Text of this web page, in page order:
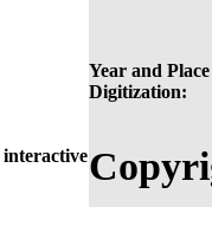
Year and
Digitization: